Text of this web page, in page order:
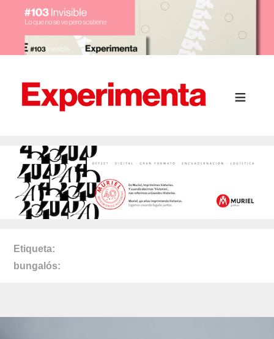
Etiqueta
bungalós